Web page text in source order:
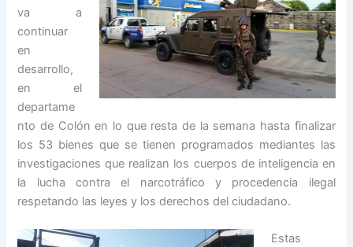
va a
continuar
en
desarrollo,
en el
departame
nto de Colón en lo que resta de la semana hasta finalizar
los 53 bienes que se tienen programados mediantes las
investigaciones que realizan los cuerpos de inteligencia en
la lucha contra el narcotráfico y procedencia ilegal
respetando las leyes y los derechos del ciudadano.
Estas